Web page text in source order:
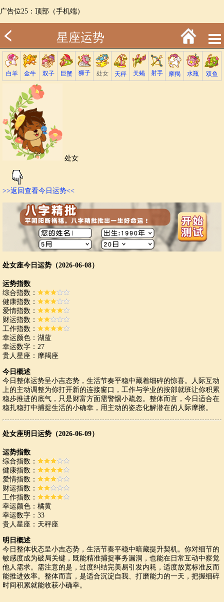
广告位25：顶部（手机端）
星座运势
白羊 金牛 双子 巨蟹 狮子 处女 天秤 天蝎 射手 摩羯 水瓶 双鱼
处女
>>返回查看今日运势<<
处女座今日运势（2026-06-08）
运势指数
综合指数：
健康指数：
爱情指数：
财运指数：
工作指数：
幸运颜色：湖蓝
幸运数字：27
贵人星座：摩羯座
今日概述
今日整体运势呈小吉态势，生活节奏平稳中藏着细碎的惊喜。人际互动
上的主动调整为你打开新的连接窗口，工作与学业的按部就班让你积累
稳步推进的底气，只是财富方面需警惕小疏忽。整体而言，今日适合在
稳扎稳打中捕捉生活的小确幸，用主动的姿态化解潜在的人际摩擦。
处女座明日运势（2026-06-09）
运势指数
综合指数：
健康指数：
爱情指数：
财运指数：
工作指数：
幸运颜色：橘黄
幸运数字：33
贵人星座：天秤座
明日概述
今日整体状态呈小吉态势，生活节奏平稳中暗藏提升契机。你对细节的
敏感度成为破局关键，既能精准捕捉事务漏洞，也能在日常互动中察觉
他人需求。需注意的是，过度纠结完美易引发内耗，适度放宽标准反而
能推进效率。整体而言，是适合沉淀自我、打磨能力的一天，把握细碎
时间积累就能收获小确幸。